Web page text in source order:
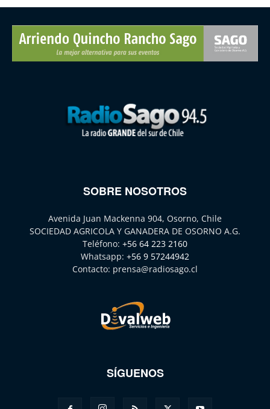
SOBRE NOSOTROS
Avenida Juan Mackenna 904, Osorno, Chile
SOCIEDAD AGRICOLA Y GANADERA DE OSORNO A.G.
Teléfono: +56 64 223 2160
Whatsapp: +56 9 57244942
Contacto: prensa@radiosago.cl
SÍGUENOS